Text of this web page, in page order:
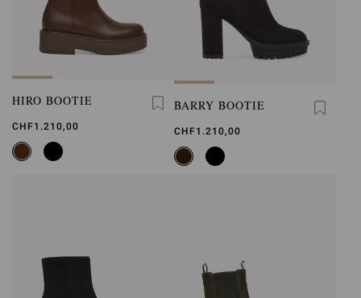
HIRO BOOTIE
CHF1.210,00
BARRY BOOTIE
CHF1.210,00